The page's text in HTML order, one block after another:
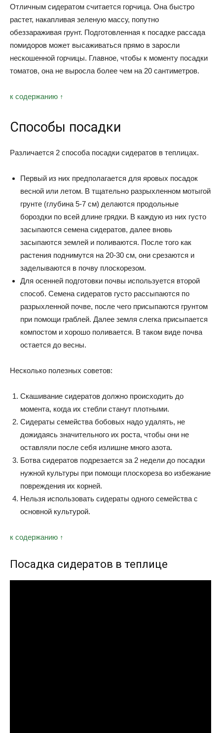
Отличным сидератом считается горчица. Она быстро
растет, накапливая зеленую массу, попутно
обеззараживая грунт. Подготовленная к посадке рассада
помидоров может высаживаться прямо в заросли
нескошенной горчицы. Главное, чтобы к моменту посадки
томатов, она не выросла более чем на 20 сантиметров.
к содержанию ↑
Способы посадки
Различается 2 способа посадки сидератов в теплицах.
Первый из них предполагается для яровых посадок
весной или летом. В тщательно разрыхленном мотыгой
грунте (глубина 5-7 см) делаются продольные
бороздки по всей длине грядки. В каждую из них густо
засыпаются семена сидератов, далее вновь
засыпаются землей и поливаются. После того как
растения поднимутся на 20-30 см, они срезаются и
заделываются в почву плоскорезом.
Для осенней подготовки почвы используется второй
способ. Семена сидератов густо рассыпаются по
разрыхленной почве, после чего присыпаются грунтом
при помощи граблей. Далее земля слегка присыпается
компостом и хорошо поливается. В таком виде почва
остается до весны.
Несколько полезных советов:
Скашивание сидератов должно происходить до
момента, когда их стебли станут плотными.
Сидераты семейства бобовых надо удалять, не
дожидаясь значительного их роста, чтобы они не
оставляли после себя излишне много азота.
Ботва сидератов подрезается за 2 недели до посадки
нужной культуры при помощи плоскореза во избежание
повреждения их корней.
Нельзя использовать сидераты одного семейства с
основной культурой.
к содержанию ↑
Посадка сидератов в теплице